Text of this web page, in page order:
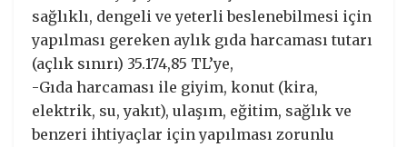
sağlıklı, dengeli ve yeterli beslenebilmesi için
yapılması gereken aylık gıda harcaması tutarı
(açlık sınırı) 35.174,85 TL’ye,
-Gıda harcaması ile giyim, konut (kira,
elektrik, su, yakıt), ulaşım, eğitim, sağlık ve
benzeri ihtiyaçlar için yapılması zorunlu